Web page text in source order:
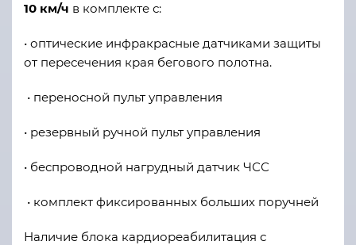
10 км/ч в комплекте с:
• оптические инфракрасные датчиками защиты
от пересечения края бегового полотна.
• переносной пульт управления
• резервный ручной пульт управления
• беспроводной нагрудный датчик ЧСС
• комплект фиксированных больших поручней
Наличие блока кардиореабилитация с